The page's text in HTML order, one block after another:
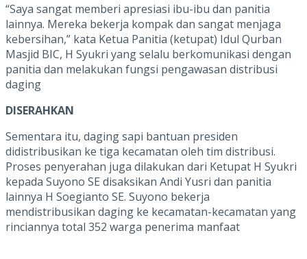
“Saya sangat memberi apresiasi ibu-ibu dan panitia
lainnya. Mereka bekerja kompak dan sangat menjaga
kebersihan,” kata Ketua Panitia (ketupat) Idul Qurban
Masjid BIC, H Syukri yang selalu berkomunikasi dengan
panitia dan melakukan fungsi pengawasan distribusi
daging
DISERAHKAN
Sementara itu, daging sapi bantuan presiden
didistribusikan ke tiga kecamatan oleh tim distribusi.
Proses penyerahan juga dilakukan dari Ketupat H Syukri
kepada Suyono SE disaksikan Andi Yusri dan panitia
lainnya H Soegianto SE. Suyono bekerja
mendistribusikan daging ke kecamatan-kecamatan yang
rinciannya total 352 warga penerima manfaat